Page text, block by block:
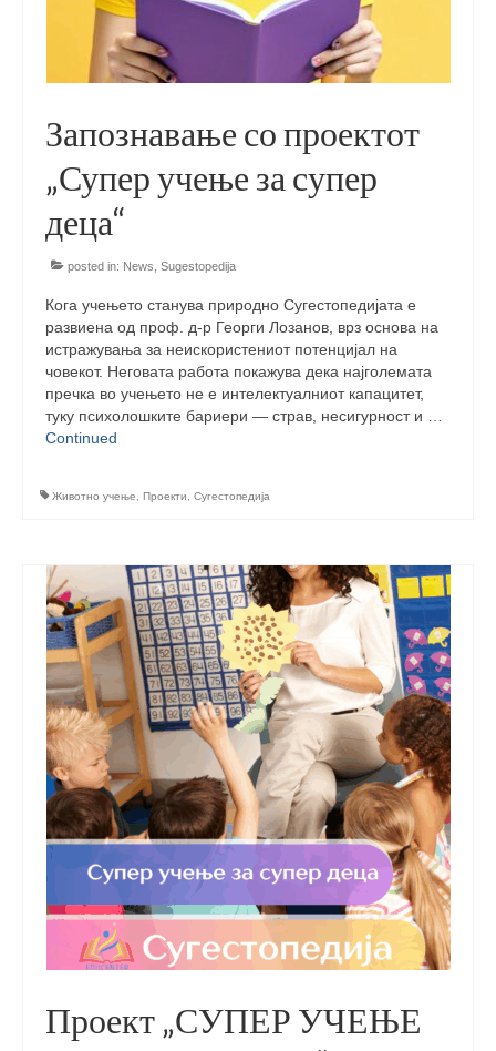
Visual Arts Programme | Day 1 & 2
Updates for the Bulgarian candidates and
Design & Architecture Programme | Day 5
Design & Architecture Programme | Day 3
& 4
& 2
The Group of Participants in the Design
and Architecture Programme
STEM Education Platform (SAPPHIRE)
SMART SCHOOL
Запознавање со проектот
„Супер учење за супер
деца“
posted in: News Sugestopedija
Кога учењето станува природно Сугестопедијата е
развиена од проф. д-р Георги Лозанов, врз основа на
истражувања за неискористениот потенцијал на
човекот. Неговата работа покажува дека најголемата
пречка во учењето не е интелектуалниот капацитет,
туку психолошките бариери — страв, несигурност и …
Continued
Животно учење Проекти Сугестопедија
Проект „СУПЕР УЧЕЊЕ